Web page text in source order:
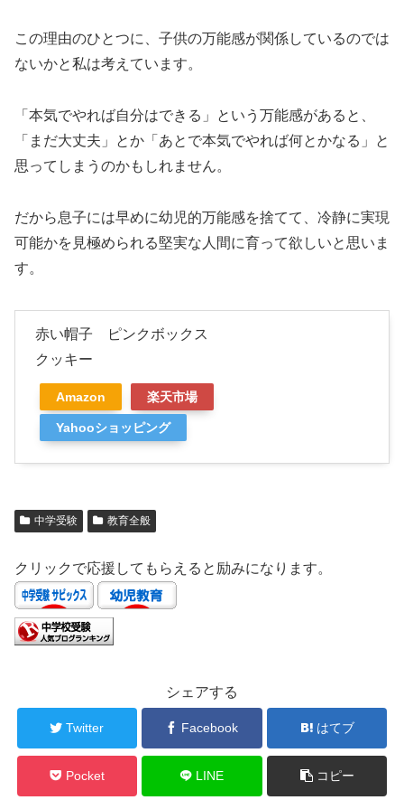
この理由のひとつに、子供の万能感が関係しているのでは
ないかと私は考えています。
「本気でやれば自分はできる」という万能感があると、
「まだ大丈夫」とか「あとで本気でやれば何とかなる」と
思ってしまうのかもしれません。
だから息子には早めに幼児的万能感を捨てて、冷静に実現
可能かを見極められる堅実な人間に育って欲しいと思いま
す。
赤い帽子 ピンクボックス
クッキー
Amazon 楽天市場
Yahooショッピング
中学受験 教育全般
クリックで応援してもらえると励みになります。
シェアする
Twitter Facebook はてブ
Pocket LINE コピー